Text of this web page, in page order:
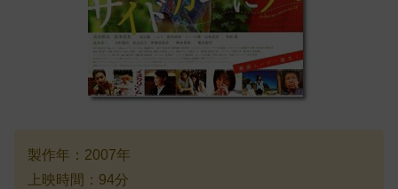
製作年：2007年
上映時間：94分